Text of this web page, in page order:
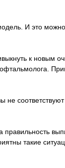
И это
к новым
правильность
такие